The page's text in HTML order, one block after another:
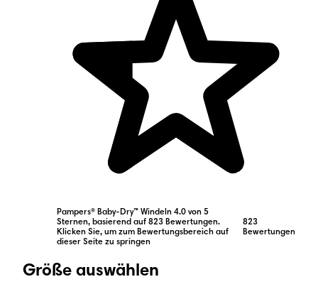
Pampers® Baby-Dry™ Windeln 4.0 von 5
Sternen, basierend auf 823 Bewertungen.
Klicken Sie, um zum Bewertungsbereich auf
dieser Seite zu springen
823
Bewertungen
Größe auswählen